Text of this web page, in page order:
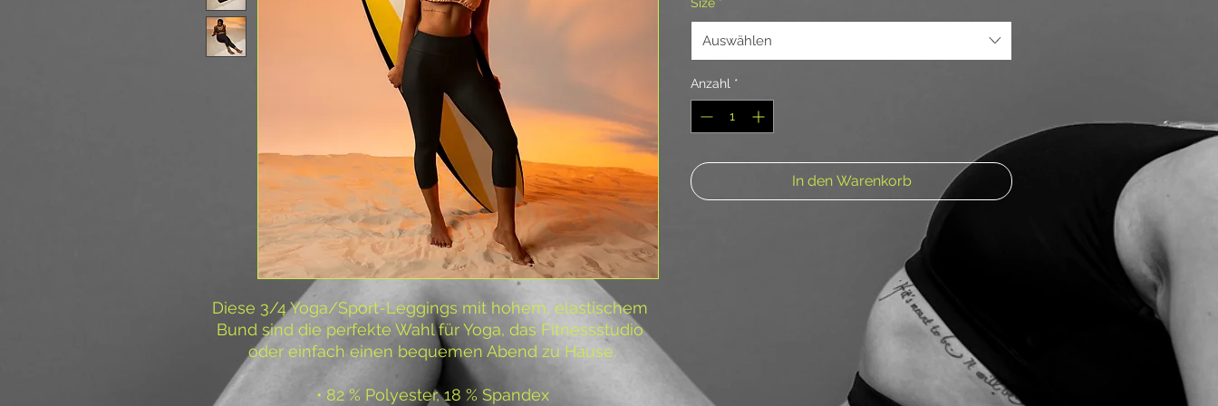
Diese 3/4 Yoga/Sport-Leggings mit hohem, elastischem
Bund sind die perfekte Wahl für Yoga, das Fitnessstudio
oder einfach einen bequemen Abend zu Hause.
• 82 % Polyester, 18 % Spandex
Auswählen
Anzahl *
In den Warenkorb